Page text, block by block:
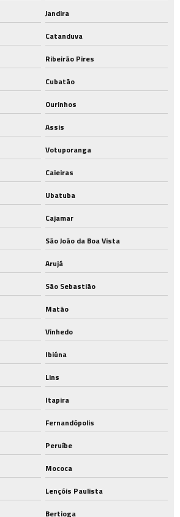
Jandira
Catanduva
Ribeirão Pires
Cubatão
Ourinhos
Assis
Votuporanga
Caieiras
Ubatuba
Cajamar
São João da Boa Vista
Arujá
São Sebastião
Matão
Vinhedo
Ibiúna
Lins
Itapira
Fernandópolis
Peruíbe
Mococa
Lençóis Paulista
Bertioga